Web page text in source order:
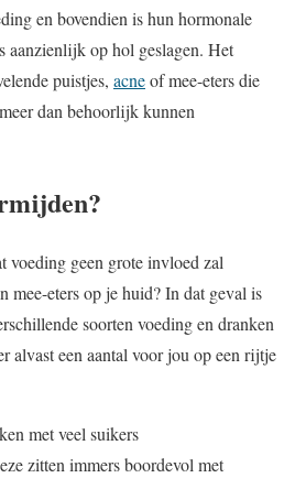
en bovendien is hun hormonale
aanzienlijk op hol geslagen. Het
puistjes, acneof mee-eters die
dan behoorlijk kunnen
voeding geen grote invloed zal
mee-eters op je huid? In dat geval is
soorten voeding en dranken
alvast een aantal voor jou op een rijtje
met veel suikers
zitten immers boordevol met